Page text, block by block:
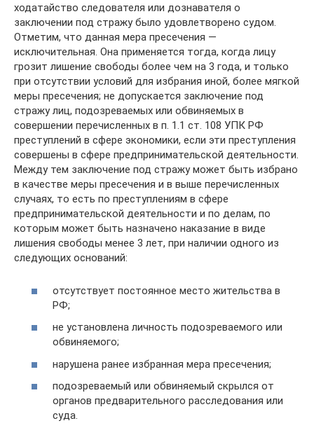
ходатайство следователя или дознавателя о
заключении под стражу было удовлетворено судом.
Отметим, что данная мера пресечения —
исключительная. Она применяется тогда, когда лицу
грозит лишение свободы более чем на 3 года, и только
при отсутствии условий для избрания иной, более мягкой
меры пресечения; не допускается заключение под
стражу лиц, подозреваемых или обвиняемых в
совершении перечисленных в п. 1.1 ст. 108 УПК РФ
преступлений в сфере экономики, если эти преступления
совершены в сфере предпринимательской деятельности.
Между тем заключение под стражу может быть избрано
в качестве меры пресечения и в выше перечисленных
случаях, то есть по преступлениям в сфере
предпринимательской деятельности и по делам, по
которым может быть назначено наказание в виде
лишения свободы менее 3 лет, при наличии одного из
следующих оснований:
отсутствует постоянное место жительства в
РФ;
не установлена личность подозреваемого или
обвиняемого;
нарушена ранее избранная мера пресечения;
подозреваемый или обвиняемый скрылся от
органов предварительного расследования или
суда.